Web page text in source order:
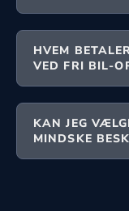
HVEM
VED FRI BIL-
KAN JEG
MINDSKE